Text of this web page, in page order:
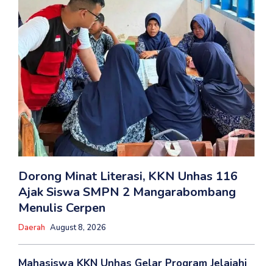
Dorong Minat Literasi, KKN Unhas 116
Ajak Siswa SMPN 2 Mangarabombang
Menulis Cerpen
Daerah August 8, 2026